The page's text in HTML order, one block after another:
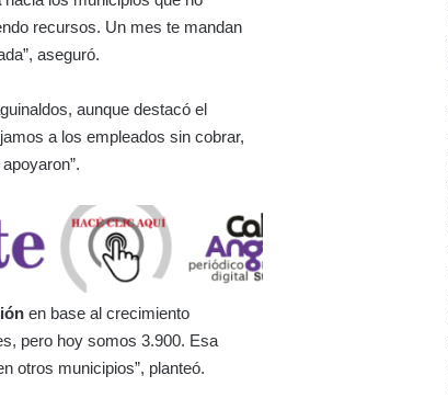
recursos. Un mes te mandan
aseguró.
aunque destacó el
a los empleados sin cobrar,
en base al crecimiento
pero hoy somos 3.900. Esa
otros municipios”, planteó.